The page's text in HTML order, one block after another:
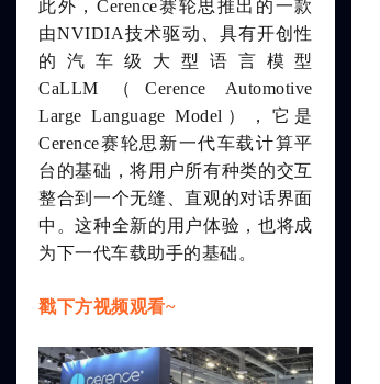
此外，Cerence赛轮思推出的一款
由NVIDIA技术驱动、具有开创性
的汽车级大型语言模型
CaLLM （Cerence Automotive
Large Language Model），它 是
Cerence赛轮思新一代车载计算平
台的基础，将用户所有种类的交互
整合到一个无缝、直观的对话界面
中。这种全新的用户体验，也将成
为下一代车载助手的基础。
戳下方视频观看~